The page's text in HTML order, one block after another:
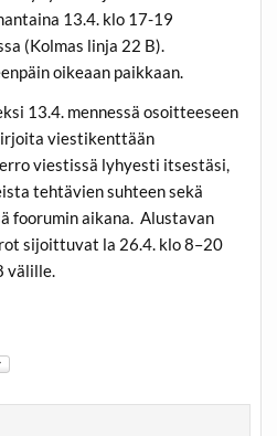
13.4. klo 17-19
(Kolmas linja 22 B).
oikeaan paikkaan.
13.4. mennessä osoitteeseen
viestikenttään
viestissä lyhyesti itsestäsi,
tehtävien suhteen sekä
foorumin aikana. Alustavan
sijoittuvat la 26.4. klo 8–20
välille.